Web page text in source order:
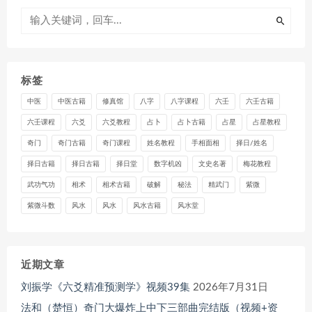
标签
中医 中医古籍 修真馆 八字 八字课程 六壬 六壬古籍
六壬课程 六爻 六爻教程 占卜 占卜古籍 占星 占星教程
奇门 奇门古籍 奇门课程 姓名教程 手相面相 择日/姓名
择日古籍 择日古籍 择日堂 数字机凶 文史名著 梅花教程
武功气功 相术 相术古籍 破解 秘法 精武门 紫微
紫微斗数 风水 风水 风水古籍 风水堂
近期文章
刘振学《六爻精准预测学》视频39集 2026年7月31日
法和（楚恒）奇门大爆炸上中下三部曲完结版（视频+资